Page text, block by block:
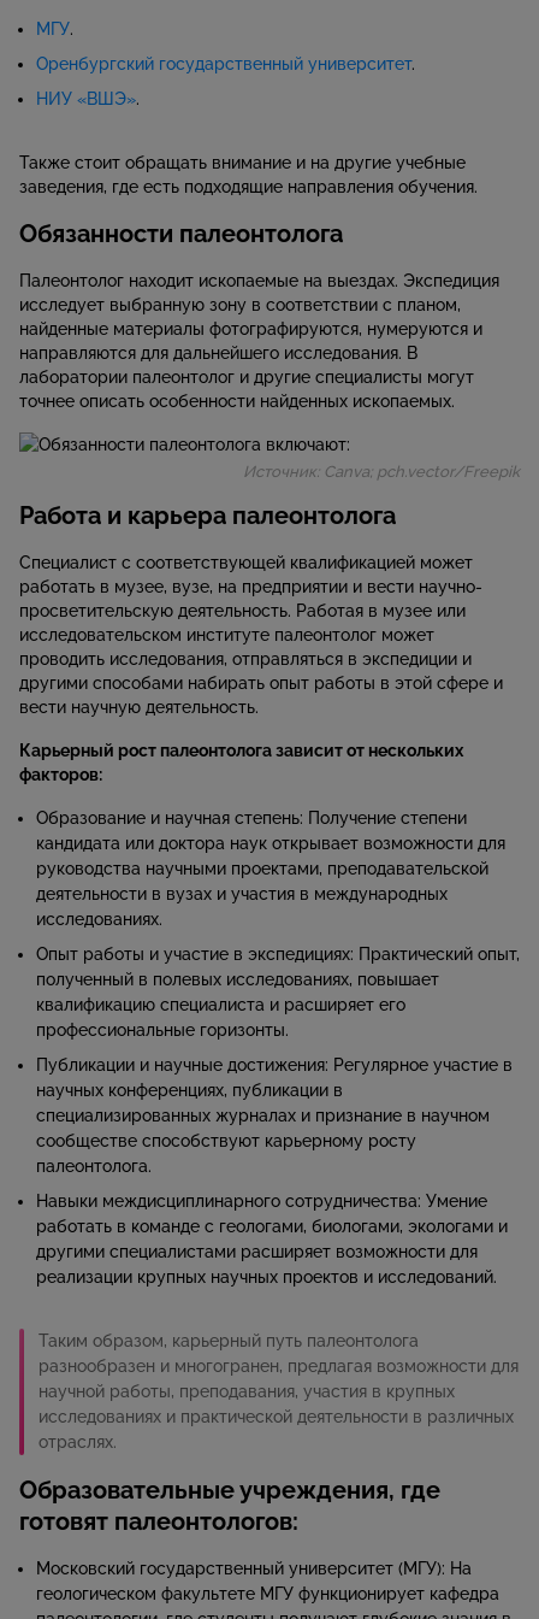
МГУ.
Оренбургский государственный университет.
НИУ «ВШЭ».
Также стоит обращать внимание и на другие учебные
заведения, где есть подходящие направления обучения.
Обязанности палеонтолога
Палеонтолог находит ископаемые на выездах. Экспедиция
исследует выбранную зону в соответствии с планом,
найденные материалы фотографируются, нумеруются и
направляются для дальнейшего исследования. В
лаборатории палеонтолог и другие специалисты могут
точнее описать особенности найденных ископаемых.
Источник: Сanva; pch.vector/Freеpik
Работа и карьера палеонтолога
Специалист с соответствующей квалификацией может
работать в музее, вузе, на предприятии и вести научно-
просветительскую деятельность. Работая в музее или
исследовательском институте палеонтолог может
проводить исследования, отправляться в экспедиции и
другими способами набирать опыт работы в этой сфере и
вести научную деятельность.
Карьерный рост палеонтолога зависит от нескольких
факторов:
Образование и научная степень: Получение степени
кандидата или доктора наук открывает возможности для
руководства научными проектами, преподавательской
деятельности в вузах и участия в международных
исследованиях.​
Опыт работы и участие в экспедициях: Практический опыт,
полученный в полевых исследованиях, повышает
квалификацию специалиста и расширяет его
профессиональные горизонты.​
Публикации и научные достижения: Регулярное участие в
научных конференциях, публикации в
специализированных журналах и признание в научном
сообществе способствуют карьерному росту
палеонтолога.​
Навыки междисциплинарного сотрудничества: Умение
работать в команде с геологами, биологами, экологами и
другими специалистами расширяет возможности для
реализации крупных научных проектов и исследований.​
Таким образом, карьерный путь палеонтолога
разнообразен и многогранен, предлагая возможности для
научной работы, преподавания, участия в крупных
исследованиях и практической деятельности в различных
отраслях.
Образовательные учреждения, где
готовят палеонтологов:
Московский государственный университет (МГУ): На
геологическом факультете МГУ функционирует кафедра